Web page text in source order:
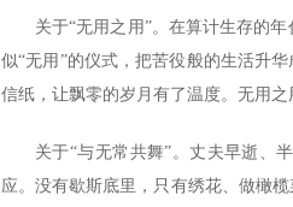
关于“无用之用”。在算计生存的
似“无用”的仪式，把苦役般的生活升
信纸，让飘零的岁月有了温度。无用
关于“与无常共舞”。丈夫早逝、
应。没有歇斯底里，只有绣花、做橄